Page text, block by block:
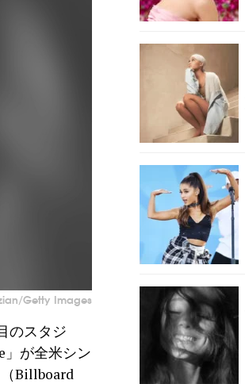
Getty Images
のスタジ
が全米シン
Billboard